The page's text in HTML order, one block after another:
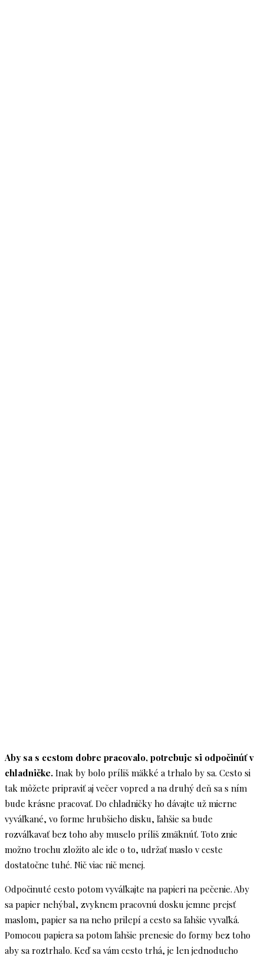
Aby sa s cestom dobre pracovalo, potrebuje si odpočinúť v
chladničke. Inak by bolo príliš mäkké a trhalo by sa. Cesto si
tak môžete pripraviť aj večer vopred a na druhý deň sa s ním
bude krásne pracovať. Do chladničky ho dávajte už mierne
vyváľkané, vo forme hrubšieho disku, ľahšie sa bude
rozváľkavať bez toho aby muselo príliš zmäknúť. Toto znie
možno trochu zložito ale ide o to, udržať maslo v ceste
dostatočne tuhé. Nič viac nič menej.
Odpočinuté cesto potom vyváľkajte na papieri na pečenie. Aby
sa papier nehýbal, zvyknem pracovnú dosku jemne prejsť
maslom, papier sa na neho prilepí a cesto sa ľahšie vyvaľká.
Pomocou papiera sa potom ľahšie prenesie do formy bez toho
aby sa roztrhalo. Keď sa vám cesto trhá, je len jednoducho